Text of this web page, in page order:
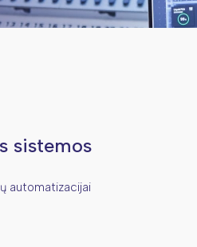
sistemos
automatizacijai